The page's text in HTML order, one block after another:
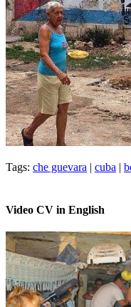
Tags: che guevara | cuba |
Video CV in English